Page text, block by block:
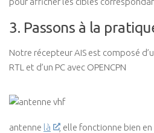
3. Passons à la
Notre récepteur AIS est composé
RTL et d’un PC avec OPENCPN
antenne là
, elle fonctionne bien